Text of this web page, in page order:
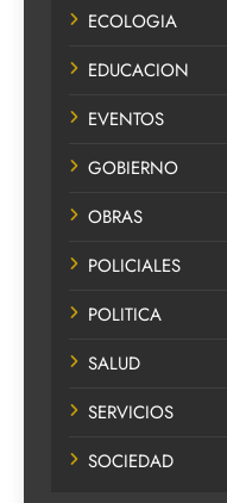
ECOLOGIA
EDUCACION
EVENTOS
GOBIERNO
OBRAS
POLICIALES
POLITICA
SALUD
SERVICIOS
SOCIEDAD